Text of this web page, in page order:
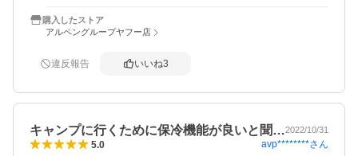
購入したストア
アルペングループヤフー店
違反報告 いいね3
キャンプに行くために保冷機能が良いと聞…2022/10/31
5.0 avp********さん